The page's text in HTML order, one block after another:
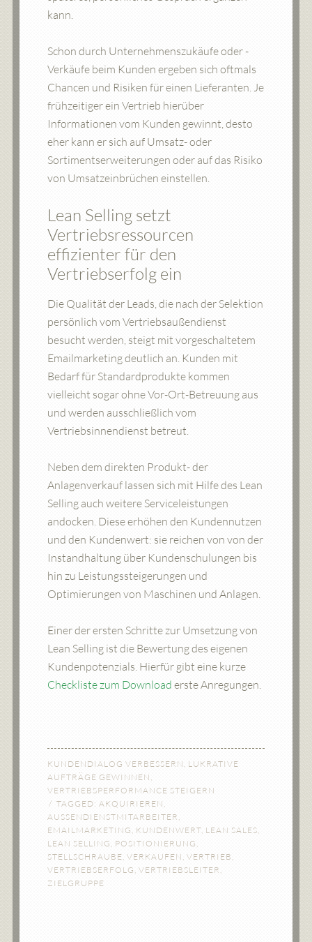
kann.
Schon durch Unternehmenszukäufe oder -
Verkäufe beim Kunden ergeben sich oftmals
Chancen und Risiken für einen Lieferanten. Je
frühzeitiger ein Vertrieb hierüber
Informationen vom Kunden gewinnt, desto
eher kann er sich auf Umsatz- oder
Sortimentserweiterungen oder auf das Risiko
von Umsatzeinbrüchen einstellen.
Lean Selling setzt
Vertriebsressourcen
effizienter für den
Vertriebserfolg ein
Die Qualität der Leads, die nach der Selektion
persönlich vom Vertriebsaußendienst
besucht werden, steigt mit vorgeschaltetem
Emailmarketing deutlich an. Kunden mit
Bedarf für Standardprodukte kommen
vielleicht sogar ohne Vor-Ort-Betreuung aus
und werden ausschließlich vom
Vertriebsinnendienst betreut.
Neben dem direkten Produkt- der
Anlagenverkauf lassen sich mit Hilfe des Lean
Selling auch weitere Serviceleistungen
andocken. Diese erhöhen den Kundennutzen
und den Kundenwert: sie reichen von von der
Instandhaltung über Kundenschulungen bis
hin zu Leistungssteigerungen und
Optimierungen von Maschinen und Anlagen.
Einer der ersten Schritte zur Umsetzung von
Lean Selling ist die Bewertung des eigenen
Kundenpotenzials. Hierfür gibt eine kurze
Checkliste zum Download erste Anregungen.
KUNDENDIALOG VERBESSERN , LUKRATIVE
AUFTRÄGE GEWINNEN ,
VERTRIEBSPERFORMANCE STEIGERN
TAGGED: AKQUIRIEREN ,
AUSSENDIENSTMITARBEITER
,
EMAILMARKETING , KUNDENWERT, LEAN SALES,
LEAN SELLING , POSITIONIERUNG ,
STELLSCHRAUBE, VERKAUFEN , VERTRIEB ,
VERTRIEBSERFOLG , VERTRIEBSLEITER ,
ZIELGRUPPE